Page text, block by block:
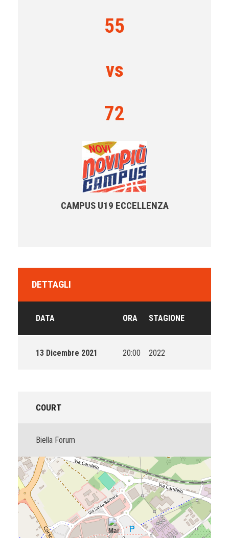
55
vs
72
CAMPUS U19 ECCELLENZA
DETTAGLI
DATA ORA STAGIONE
13 Dicembre 2021 20:00 2022
COURT
Biella Forum